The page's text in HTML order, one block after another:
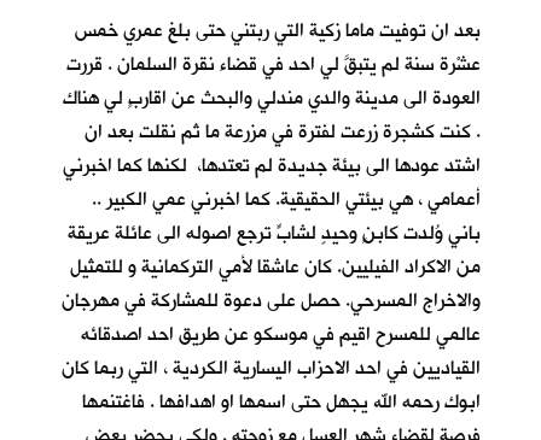
بعد ان توفيت ماما زكية التي ربتني حتى بلغ عمري خمس
عشْرة سنة لم يتبقَّ لي احد في قضاء نقرة السلمان . قررت
العودة الى مدينة والدي مندلي والبحث عن اقاربٍ لي هناك
. كنت كشجرة زرعت لفترة في مزرعة ما ثم نقلت بعد ان
اشتد عودها الى بيئة جديدة لم تعتدها، لكنها كما اخبرني
أعمامي ، هي بيئتي الحقيقية. كما اخبرني عمي الكبير ..
باني وُلدت كابنٍ وحيدٍ لشابٍّ ترجع اصوله الى عائلة عريقة
من الاكراد الفيليين. كان عاشقا لأمي التركمانية و للتمثيل
والاخراج المسرحي. حصل على دعوة للمشاركة في مهرجان
عالمي للمسرح اقيم في موسكو عن طريق احد اصدقائه
القياديين في احد الاحزاب اليسارية الكردية ، التي ربما كان
ابوك رحمه الله يجهل حتى اسمها او اهدافها . فاغتنمها